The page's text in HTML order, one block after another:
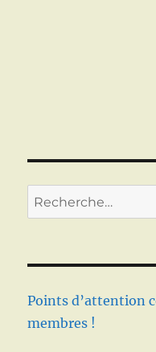
Recherche
pour :
Points d’attention
membres !